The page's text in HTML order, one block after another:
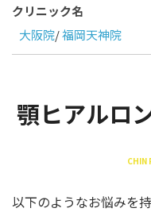
クリニック名
大阪院/福岡天神院
顎ヒアルロ
CHIN
以下のようなお悩みを